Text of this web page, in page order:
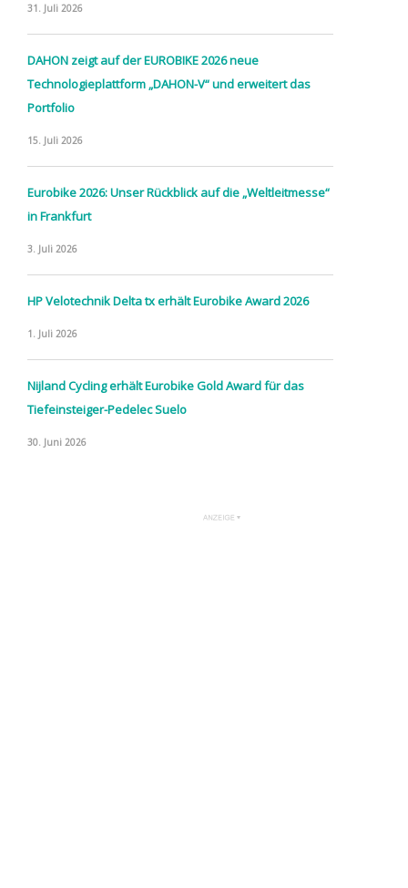
31. Juli 2026
DAHON zeigt auf der EUROBIKE 2026 neue
Technologieplattform „DAHON-V“ und erweitert das
Portfolio
15. Juli 2026
Eurobike 2026: Unser Rückblick auf die „Weltleitmesse“
in Frankfurt
3. Juli 2026
HP Velotechnik Delta tx erhält Eurobike Award 2026
1. Juli 2026
Nijland Cycling erhält Eurobike Gold Award für das
Tiefeinsteiger-Pedelec Suelo
30. Juni 2026